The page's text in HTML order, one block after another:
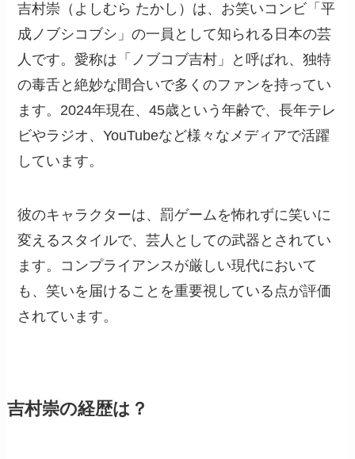
吉村崇（よしむら たかし）は、お笑いコンビ「平
成ノブシコブシ」の一員として知られる日本の芸
人です。愛称は「ノブコブ吉村」と呼ばれ、独特
の毒舌と絶妙な間合いで多くのファンを持ってい
ます。2024年現在、45歳という年齢で、長年テレ
ビやラジオ、YouTubeなど様々なメディアで活躍
しています。
彼のキャラクターは、罰ゲームを怖れずに笑いに
変えるスタイルで、芸人としての武器とされてい
ます。コンプライアンスが厳しい現代において
も、笑いを届けることを重要視している点が評価
されています。
吉村崇の経歴は？